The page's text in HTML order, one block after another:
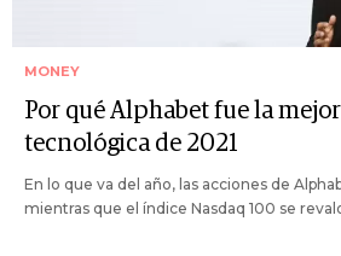
MONEY
Por qué Alphabet fue la
tecnológica de 2021
En lo que va del año, las acciones de
mientras que el índice Nasdaq 100 se